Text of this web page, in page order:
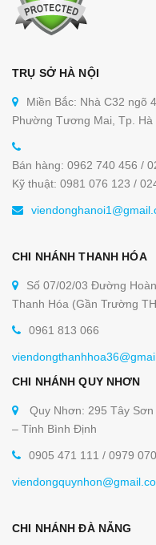
TRỤ SỞ HÀ NỘI
Miền Bắc: Nhà C32 ngõ
Phường Tương Mai, Tp. Hà
Bán hàng: 0962 740 456 /
Kỹ thuật: 0981 076 123 /
CHI NHÁNH THANH HÓA
Số 07/02/03 Đường
Thanh Hóa (Gần Trường
0961 813 066
CHI NHÁNH QUY NHƠN
Quy Nhơn: 295 Tây
– Tỉnh Bình Định
0905 471 111 / 0979
CHI NHÁNH ĐÀ NẴNG